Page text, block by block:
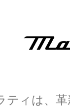
ィは、